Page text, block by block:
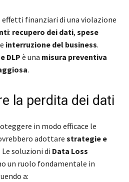
effetti finanziari di una violazione
: recupero dei dati, spese
e interruzione del business.
DLPè una misura preventiva
.
la perdita dei dati
in modo efficace le
adottarestrategie e
Le soluzioni di Data Loss
un ruolo fondamentale in
a: